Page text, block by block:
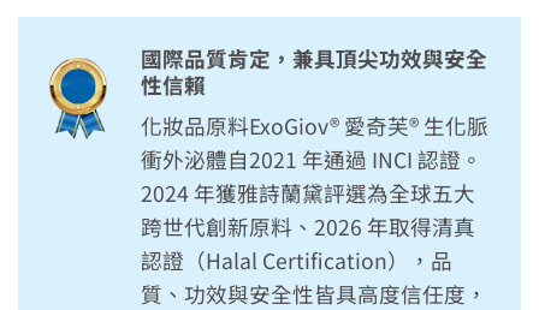
國際品質肯定，兼具頂尖功效與安全
性信賴
化妝品原料ExoGiov® 愛奇芙® 生化脈
衝外泌體自2021 年通過 INCI 認證。
2024 年獲雅詩蘭黛評選為全球五大
跨世代創新原料、2026 年取得清真
認證（Halal Certification），品
質、功效與安全性皆具高度信任度，